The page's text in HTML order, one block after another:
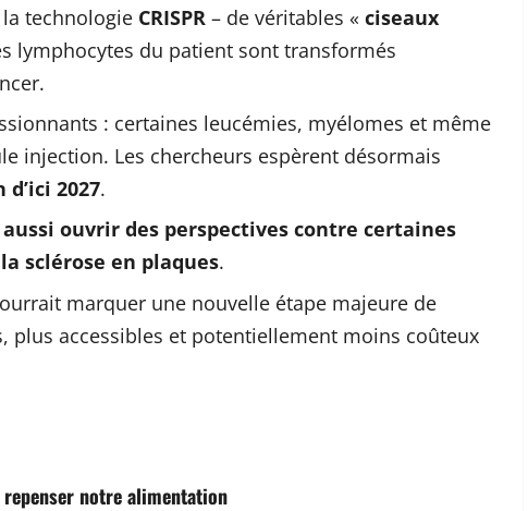
la technologie CRISPR – de véritables « ciseaux
lymphocytes du patient sont transformés
: certaines leucémies, myélomes et même
injection. Les chercheurs espèrent désormais
2027.
ouvrir des perspectives contre certaines
sclérose en plaques.
marquer une nouvelle étape majeure de
plus accessibles et potentiellement moins coûteux
notre alimentation